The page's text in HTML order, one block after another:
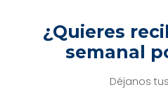
¿Quieres
semanal
Déjanos